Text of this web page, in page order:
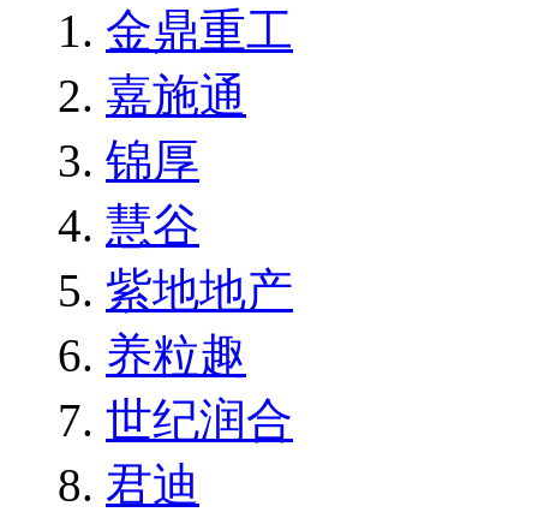
金鼎重工
嘉施通
锦厚
慧谷
紫地地产
养粒趣
世纪润合
君迪